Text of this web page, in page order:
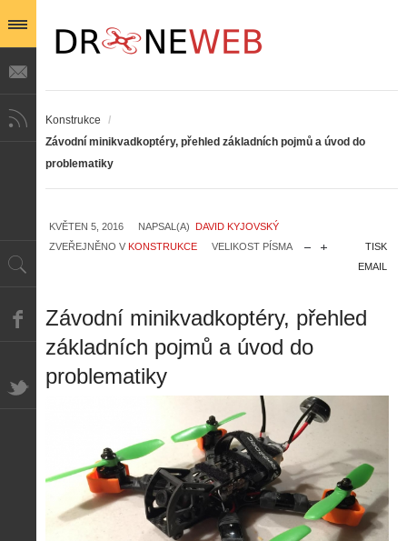
Konstrukce
/
Závodní minikvadkoptéry, přehled základních pojmů a úvod do
problematiky
KVĚTEN 5, 2016 NAPSAL(A) DAVID KYJOVSKÝ
ZVEŘEJNĚNO V KONSTRUKCE VELIKOST PÍSMA
TISK
EMAIL
Závodní minikvadkoptéry, přehled
základních pojmů a úvod do
problematiky